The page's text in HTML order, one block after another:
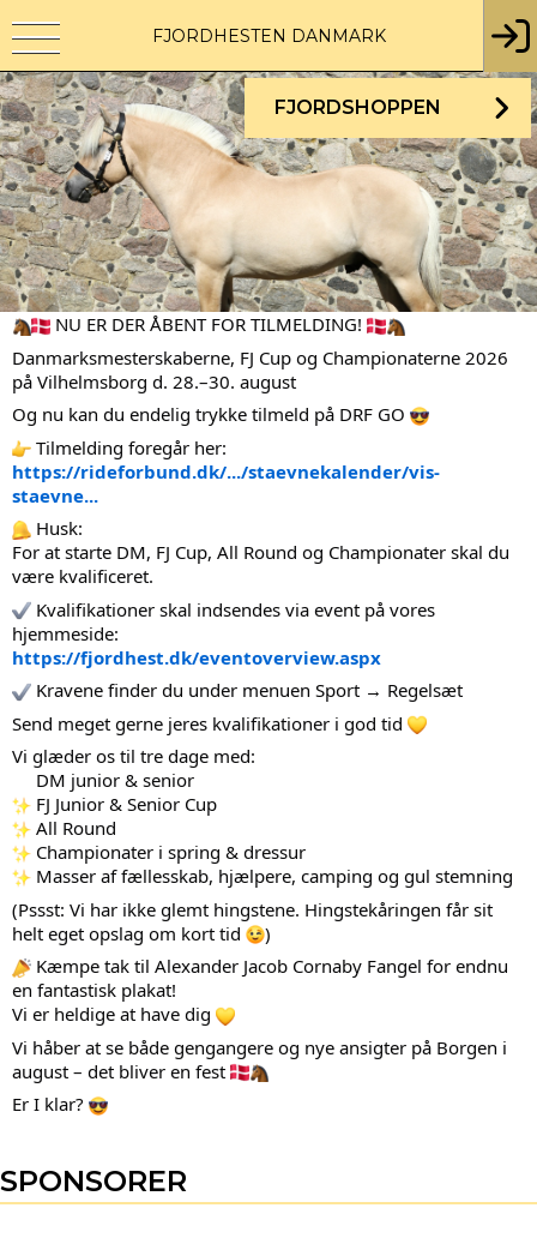
FJORDHESTEN DANMARK
FJORDSHOPPEN
NU ER DER ÅBENT FOR TILMELDING!
Danmarksmesterskaberne, FJ Cup og Championaterne 2026
på Vilhelmsborg d. 28.–30. august
Og nu kan du endelig trykke tilmeld på DRF GO
Tilmelding foregår her:
https://rideforbund.dk/.../staevnekalender/vis-
staevne...
Husk:
For at starte DM, FJ Cup, All Round og Championater skal du
være kvalificeret.
Kvalifikationer skal indsendes via event på vores
hjemmeside:
https://fjordhest.dk/eventoverview.aspx
Kravene finder du under menuen Sport → Regelsæt
Send meget gerne jeres kvalifikationer i god tid
Vi glæder os til tre dage med:
DM junior & senior
FJ Junior & Senior Cup
All Round
Championater i spring & dressur
Masser af fællesskab, hjælpere, camping og gul stemning
(Pssst: Vi har ikke glemt hingstene. Hingstekåringen får sit
helt eget opslag om kort tid
)
Kæmpe tak til Alexander Jacob Cornaby Fangel for endnu
en fantastisk plakat!
Vi er heldige at have dig
Vi håber at se både gengangere og nye ansigter på Borgen i
august – det bliver en fest
Er I klar?
SPONSORER